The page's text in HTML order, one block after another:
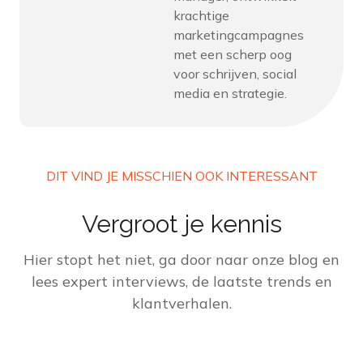
krachtige
marketingcampagnes
met een scherp oog
voor schrijven, social
media en strategie.
DIT VIND JE MISSCHIEN OOK INTERESSANT
Vergroot je kennis
Hier stopt het niet, ga door naar onze blog en
lees expert interviews, de laatste trends en
klantverhalen.